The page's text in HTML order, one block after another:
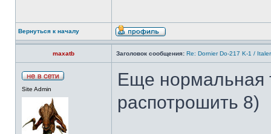
Вернуться к началу
maxatb Заголовок сообщения: Re: Dornier Do-217 K-1 /
Site Admin
Еще нормальная
распотрошить 8)